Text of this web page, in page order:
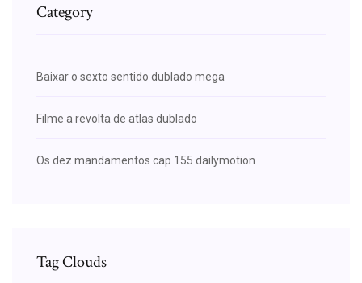
Category
Baixar o sexto sentido dublado mega
Filme a revolta de atlas dublado
Os dez mandamentos cap 155 dailymotion
Tag Clouds